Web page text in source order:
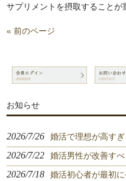
サプリメントを摂取することが
« 前のページ
お知らせ
2026/7/26 婚活で理想が高す
2026/7/22 婚活男性が改善す
2026/7/18 婚活初心者が最初